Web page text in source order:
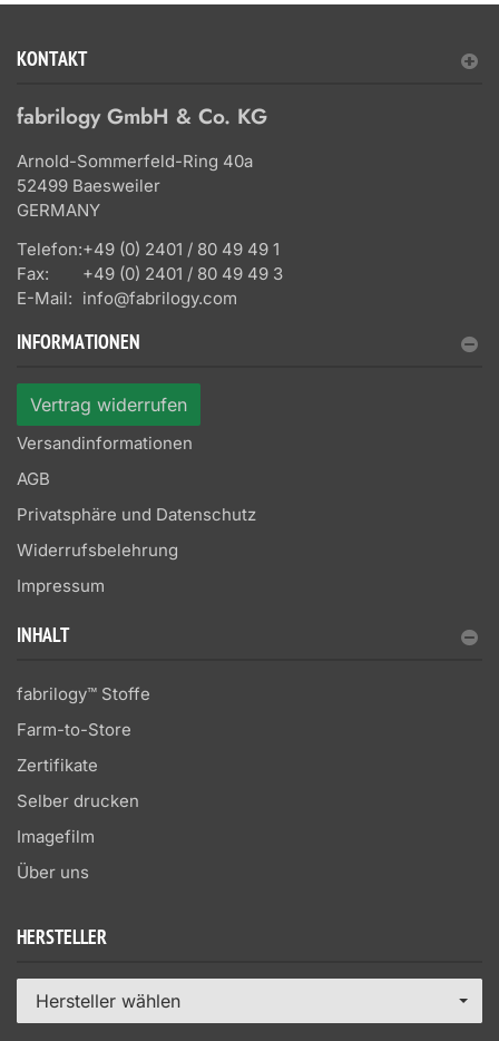
KONTAKT
fabrilogy GmbH & Co. KG
Arnold-Sommerfeld-Ring 40a
52499 Baesweiler
GERMANY
Telefon:+49 (0) 2401 / 80 49 49 1
Fax:
+49 (0) 2401 / 80 49 49 3
E-Mail: info@fabrilogy.com
INFORMATIONEN
Vertrag widerrufen
Versandinformationen
AGB
Privatsphäre und Datenschutz
Widerrufsbelehrung
Impressum
INHALT
fabrilogy™ Stoffe
Farm-to-Store
Zertifikate
Selber drucken
Imagefilm
Über uns
HERSTELLER
Hersteller wählen